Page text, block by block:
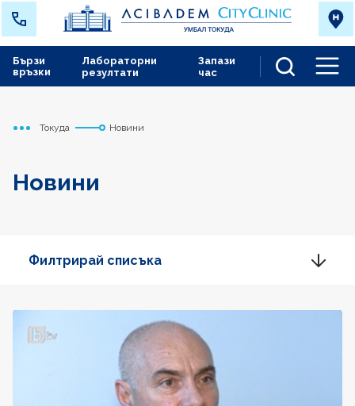
Лабораторни
резултати
Запази
час
Бързи
връзки
Начало
Токуда Новини
Новини
Филтрирай списъка